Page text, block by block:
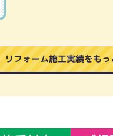
リフォーム施工実績をもっ